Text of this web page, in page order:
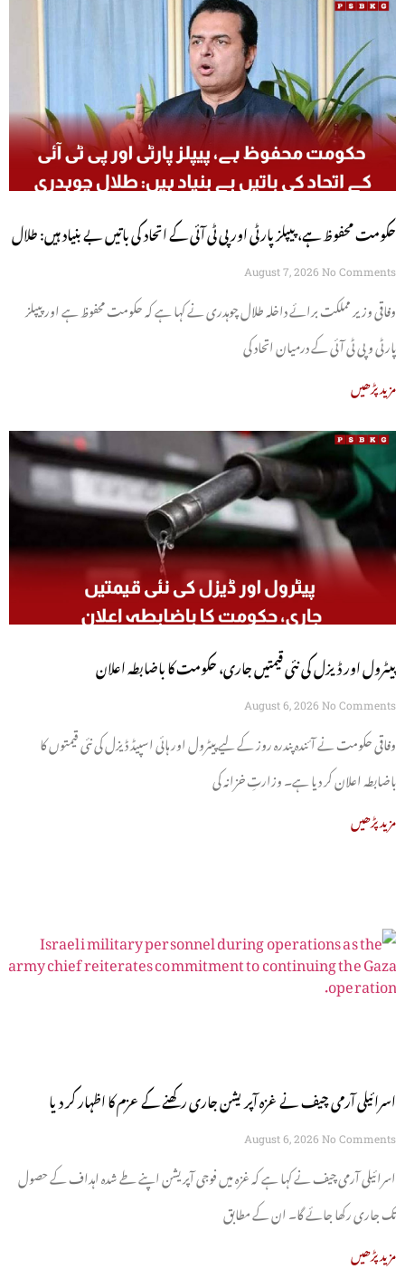
حکومت محفوظ ہے، پیپلز پارٹی اور پی ٹی آئی کے اتحاد کی باتیں بے بنیاد ہیں: طلال
چوہدری
August 7, 2026 No Comments
وفاقی وزیر مملکت برائے داخلہ طلال چوہدری نے کہا ہے کہ حکومت محفوظ ہے اور پیپلز
پارٹی و پی ٹی آئی کے درمیان اتحاد کی
مزید پڑھیں
پیٹرول اور ڈیزل کی نئی قیمتیں جاری، حکومت کا باضابطہ اعلان
August 6, 2026 No Comments
وفاقی حکومت نے آئندہ پندرہ روز کے لیے پیٹرول اور ہائی اسپیڈ ڈیزل کی نئی قیمتوں کا
باضابطہ اعلان کر دیا ہے۔ وزارتِ خزانہ کی
مزید پڑھیں
اسرائیلی آرمی چیف نے غزہ آپریشن جاری رکھنے کے عزم کا اظہار کر دیا
August 6, 2026 No Comments
اسرائیلی آرمی چیف نے کہا ہے کہ غزہ میں فوجی آپریشن اپنے طے شدہ اہداف کے حصول
تک جاری رکھا جائے گا۔ ان کے مطابق
مزید پڑھیں